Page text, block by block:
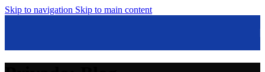
Skip to navigation Skip to main content